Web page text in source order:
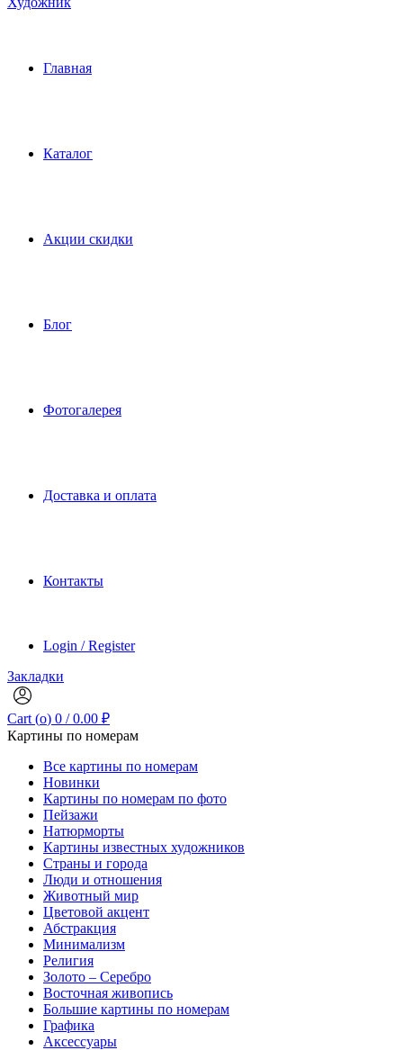
Главная
Каталог
Акции скидки
Блог
Фотогалерея
Доставка и оплата
Контакты
Login / Register
Закладки
Cart (o) 0 / 0.00 ₽
Картины по номерам
Все картины по номерам
Новинки
Картины по номерам по фото
Пейзажи
Натюрморты
Картины известных художников
Страны и города
Люди и отношения
Животный мир
Цветовой акцент
Абстракция
Минимализм
Религия
Золото – Серебро
Восточная живопись
Большие картины по номерам
Графика
Аксессуары